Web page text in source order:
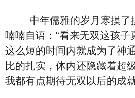
中年儒雅的岁月寒摸了摸
喃喃自语：“看来无双这孩
这么短的时间内就成为了神
比的扎实，体内还隐藏着超
我都有点期待无双以后的成